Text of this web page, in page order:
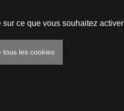
ce que vous souhaitez activer
les cookies